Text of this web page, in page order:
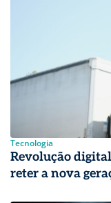
Tecnologia
Revolução
reter a nova